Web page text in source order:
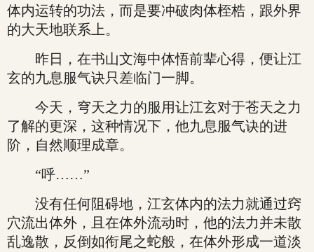
体内运转的功法，而是要冲破肉体桎梏，跟外界
的大天地联系上。
昨日，在书山文海中体悟前辈心得，便让江
玄的九息服气诀只差临门一脚。
今天，穹天之力的服用让江玄对于苍天之力
了解的更深，这种情况下，他九息服气诀的进
阶，自然顺理成章。
“呼……”
没有任何阻碍地，江玄体内的法力就通过窍
穴流出体外，且在体外流动时，他的法力并未散
乱逸散，反倒如衔尾之蛇般，在体外形成一道淡